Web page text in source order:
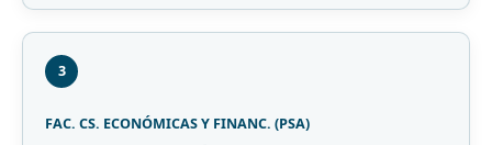
3
FAC. CS. ECONÓMICAS Y FINANC. (PSA)